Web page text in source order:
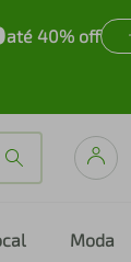
até 40% off
Moda